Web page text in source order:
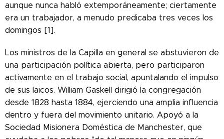
aunque nunca habló extemporáneamente; ciertamente
era un trabajador, a menudo predicaba tres veces los
domingos [1].
Los ministros de la Capilla en general se abstuvieron de
una participación política abierta, pero participaron
activamente en el trabajo social, apuntalando el impulso
de sus laicos. William Gaskell dirigió la congregación
desde 1828 hasta 1884, ejerciendo una amplia influencia
dentro y fuera del movimiento unitario. Apoyó a la
Sociedad Misionera Doméstica de Manchester, que